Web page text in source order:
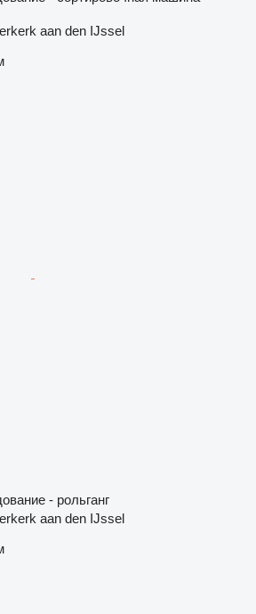
aan den IJssel
- рольганг
aan den IJssel